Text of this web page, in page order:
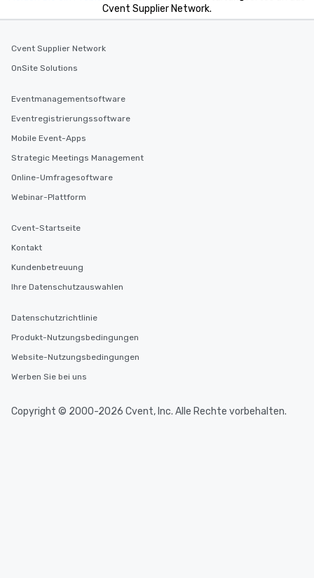
Cvent Supplier Network.
Cvent Supplier Network
OnSite Solutions
Eventmanagementsoftware
Eventregistrierungssoftware
Mobile Event-Apps
Strategic Meetings Management
Online-Umfragesoftware
Webinar-Plattform
Cvent-Startseite
Kontakt
Kundenbetreuung
Ihre Datenschutzauswahlen
Datenschutzrichtlinie
Produkt-Nutzungsbedingungen
Website-Nutzungsbedingungen
Werben Sie bei uns
Copyright © 2000-2026 Cvent, Inc. Alle Rechte vorbehalten.